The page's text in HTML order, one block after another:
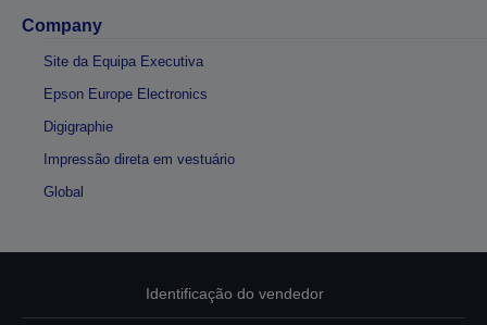
Company
Site da Equipa Executiva
Epson Europe Electronics
Digigraphie
Impressão direta em vestuário
Global
Identificação do vendedor